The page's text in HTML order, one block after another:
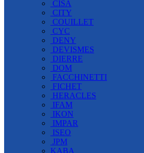
CISA
CITY
COUILLET
CYC
DENY
DEVISMES
DIERRE
DOM
FACCHINETTI
FICHET
HERACLES
IFAM
IKON
IMPAR
ISEO
JPM
KABA